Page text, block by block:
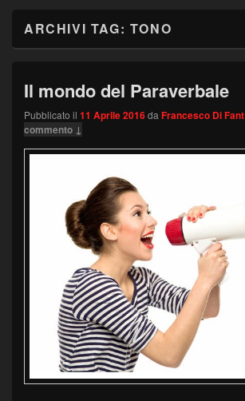
ARCHIVI TAG: TONO
Il mondo del Paraverbale
Pubblicato il 11 Aprile 2016da Francesco Di Fant
commento ↓